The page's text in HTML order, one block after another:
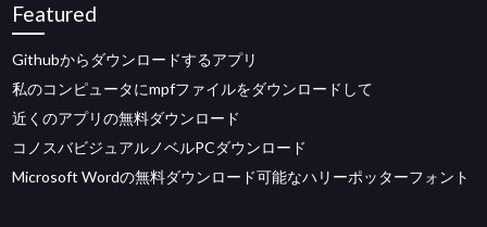
Featured
Githubからダウンロードするアプリ
私のコンピュータにmpfファイルをダウンロードして
近くのアプリの無料ダウンロード
コノスバビジュアルノベルPCダウンロード
Microsoft Wordの無料ダウンロード可能なハリーポッターフォント